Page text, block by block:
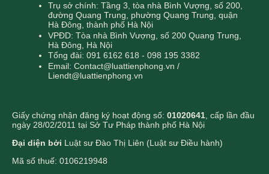
Trụ sở chính: Tầng 3, tòa nhà Bình Vượng, số 200,
đường Quang Trung, phường Quang Trung, quận
Hà Đông, thành phố Hà Nội
VPĐD: Tòa nhà Bình Vượng, số 200 Quang Trung,
Hà Đông, Hà Nội
Tổng đài: 091 6162 618 - 098 195 3382
Email: Contact@luattienphong.vn /
Liendt@luattienphong.vn
Giấy chứng nhận đăng ký hoạt động số: 01020641 , cấp lần đầu
ngày 28/02/2011 tại Sở Tư Pháp thành phố Hà Nội
Đại diện bởi Luật sư Đào Thị Liên (Luật sư Điều hành)
Mã số thuế: 0106219948